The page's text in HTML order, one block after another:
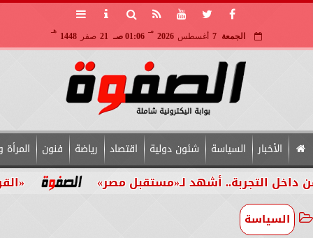
الجمعة 7 أغسطس 2026
مـ
01:06 صـ 21 صفر 1448
هـ
الأخبار السياسة شئون دولية اقتصاد رياضة فنون
«القومي أشهد لـ«مستقبل مصر»
السياسة